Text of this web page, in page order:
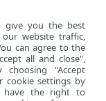
give you the best
our website traffic,
can agree to the
all and close",
choosing "Accept
cookie settings by
have the right to